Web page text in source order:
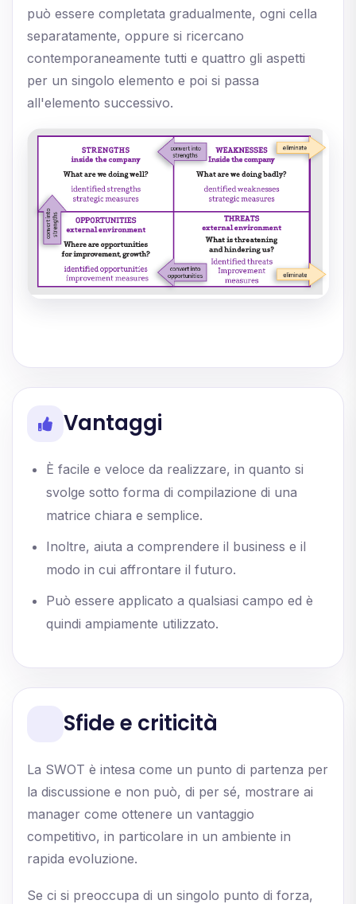
può essere completata gradualmente, ogni cella
separatamente, oppure si ricercano
contemporaneamente tutti e quattro gli aspetti
per un singolo elemento e poi si passa
all'elemento successivo.
Vantaggi
È facile e veloce da realizzare, in quanto si
svolge sotto forma di compilazione di una
matrice chiara e semplice.
Inoltre, aiuta a comprendere il business e il
modo in cui affrontare il futuro.
Può essere applicato a qualsiasi campo ed è
quindi ampiamente utilizzato.
Sfide e criticità
La SWOT è intesa come un punto di partenza per
la discussione e non può, di per sé, mostrare ai
manager come ottenere un vantaggio
competitivo, in particolare in un ambiente in
rapida evoluzione.
Se ci si preoccupa di un singolo punto di forza,